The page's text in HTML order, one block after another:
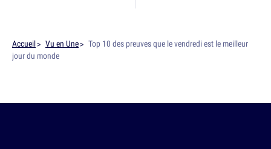
Accueil Vu en Une
Top 10 des preuves que le vendredi est le meilleur
jour du monde